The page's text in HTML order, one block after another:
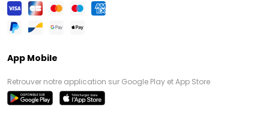
App Mobile
Retrouver notre application sur Google Play et App Store